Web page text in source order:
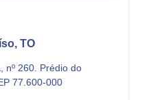
TO
nº 260. Prédio do
77.600-000